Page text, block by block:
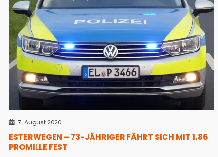
7. August 2026
ESTERWEGEN – 73-JÄHRIGER FÄHRT SICH MIT 1,86
PROMILLE FEST